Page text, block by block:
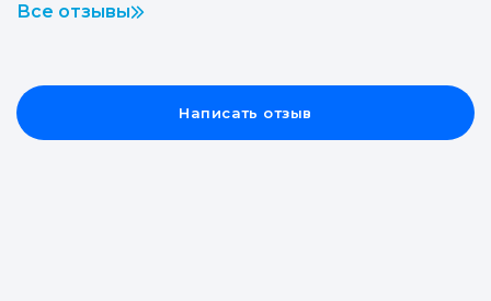
Все отзывы
Написать отзыв